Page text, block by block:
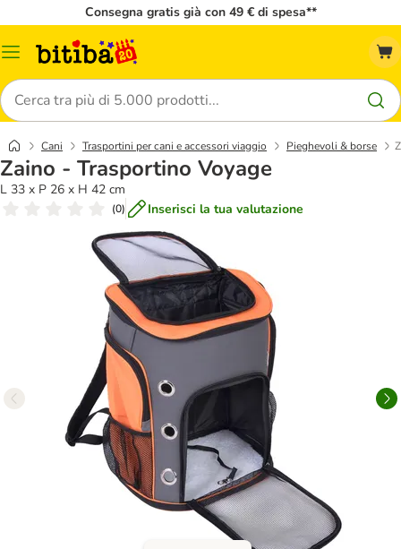
Consegna gratis già con 49 € di spesa**
Overview
Cerca
Cani Trasportini per cani e accessori viaggio Pieghevoli & borse
Zaino - Trasportino Voyage
L 33 x P 26 x H 42 cm
(0) Inserisci la tua valutazione